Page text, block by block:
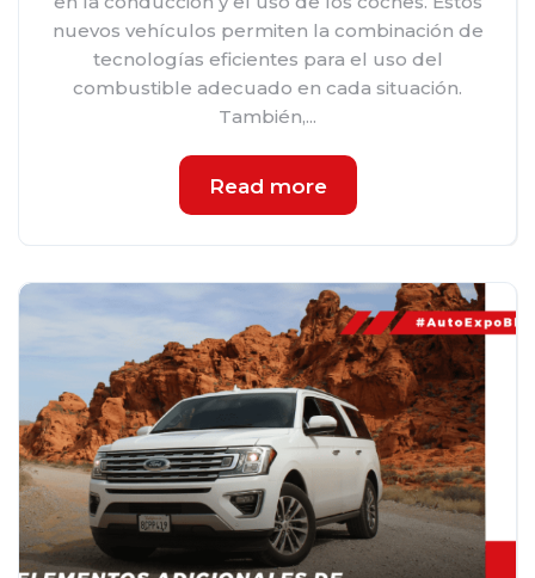
nuevos vehículos permiten la combinación de
tecnologías eficientes para el uso del
combustible adecuado en cada situación.
También,...
Read more